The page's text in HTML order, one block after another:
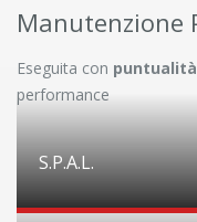
Manutenzione
Eseguita con
performance
S.P.A.L.